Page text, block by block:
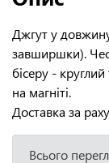
Джгут у
завширшки).
бісеру -
на магніті.
Доставка за
Всього